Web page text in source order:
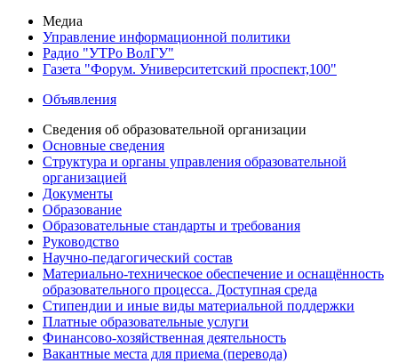
Медиа
Управление информационной политики
Радио "УТРо ВолГУ"
Газета "Форум. Университетский проспект,100"
Объявления
Сведения об образовательной организации
Основные сведения
Структура и органы управления образовательной
организацией
Документы
Образование
Образовательные стандарты и требования
Руководство
Научно-педагогический состав
Материально-техническое обеспечение и оснащённость
образовательного процесса. Доступная среда
Стипендии и иные виды материальной поддержки
Платные образовательные услуги
Финансово-хозяйственная деятельность
Вакантные места для приема (перевода)